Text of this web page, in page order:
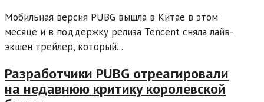
Мобильная версия PUBG вышла в Китае в этом
месяце и в поддержку релиза Tencent сняла лайв-
экшен трейлер, который...
Разработчики PUBG отреагировали
на недавнюю критику королевской